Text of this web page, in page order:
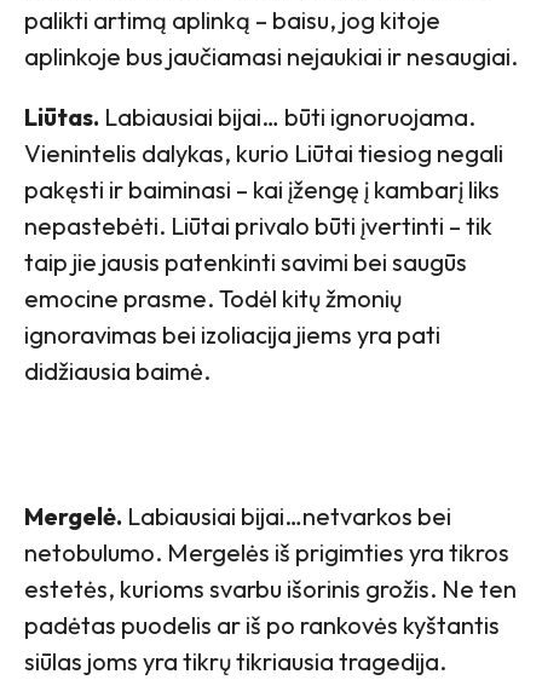
palikti artimą aplinką – baisu, jog kitoje
aplinkoje bus jaučiamasi nejaukiai ir nesaugiai.
Liūtas. Labiausiai bijai… būti ignoruojama.
Vienintelis dalykas, kurio Liūtai tiesiog negali
pakęsti ir baiminasi – kai įžengę į kambarį liks
nepastebėti. Liūtai privalo būti įvertinti – tik
taip jie jausis patenkinti savimi bei saugūs
emocine prasme. Todėl kitų žmonių
ignoravimas bei izoliacija jiems yra pati
didžiausia baimė.
Mergelė. Labiausiai bijai…netvarkos bei
netobulumo. Mergelės iš prigimties yra tikros
estetės, kurioms svarbu išorinis grožis. Ne ten
padėtas puodelis ar iš po rankovės kyštantis
siūlas joms yra tikrų tikriausia tragedija.